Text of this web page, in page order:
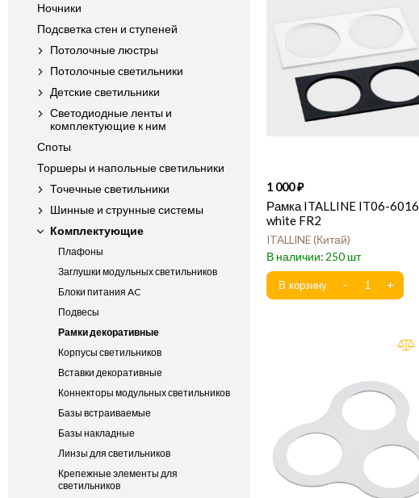
Ночники
Подсветка стен и ступеней
Потолочные люстры
Потолочные светильники
Детские светильники
Светодиодные ленты и
комплектующие к ним
Споты
Торшеры и напольные светильники
Точечные светильники
Шинные и струнные системы
Комплектующие
Плафоны
Заглушки модульных светильников
Блоки питания AC
Подвесы
Рамки декоративные
Корпусы светильников
Вставки декоративные
Коннекторы модульных светильников
Базы встраиваемые
Базы накладные
Линзы для светильников
Крепежные элементы для
светильников
1 000
Рамка ITALLINE IT06-6016
white FR2
ITALLINE Китай
250